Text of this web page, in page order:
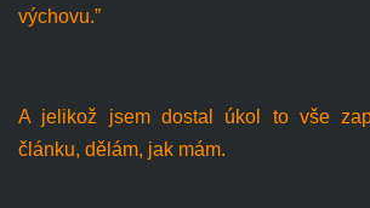
výchovu.”
A jelikož jsem dostal úkol to vše
článku, dělám, jak mám.